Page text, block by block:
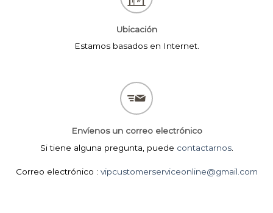
Ubicación
Estamos basados en Internet.
Envíenos un correo electrónico
Si tiene alguna pregunta, puede contactarnos.
Correo electrónico : vipcustomerserviceonline@gmail.com